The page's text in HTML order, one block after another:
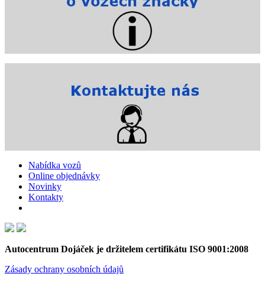
Nabídka vozů
Online objednávky
Novinky
Kontakty
Autocentrum Dojáček je držitelem certifikátu ISO 9001:2008
Zásady ochrany osobních údajů